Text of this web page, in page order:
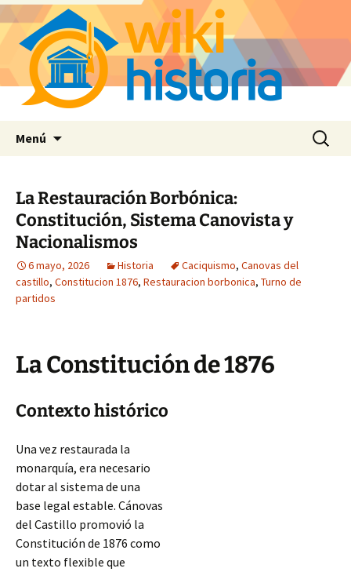
Menú Buscar:
La Restauración Borbónica:
Constitución, Sistema Canovista y
Nacionalismos
6 mayo, 2026 Historia Caciquismo, Canovas del
castillo, Constitucion 1876, Restauracion borbonica, Turno de
partidos
La Constitución de 1876
Contexto histórico
Una vez restaurada la
monarquía, era necesario
dotar al sistema de una
base legal estable. Cánovas
del Castillo promovió la
Constitución de 1876 como
un texto flexible que